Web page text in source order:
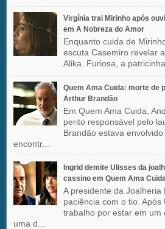
Virgínia trai Mirinho após
em A Nobreza do Amor
Enquanto cuida de
escuta Casemiro revelar
Alika. Furiosa, a
Quem Ama Cuida: morte de
Arthur Brandão
Em Quem Ama Cuida,
perito responsável pelo
Brandão estava
encontr...
Ingrid demite Ulisses da
cassino em Quem Ama
A presidente da Joalheria
paciência com o tio. Após
trabalho por estar em um
uma d...